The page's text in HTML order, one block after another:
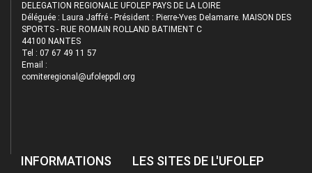
DELEGATION REGIONALE UFOLEP PAYS DE LA LOIRE
Déléguée : Laura Jaffré - Président : Pierre-Yves Delamarre. MAISON DES
SPORTS - RUE ROMAIN ROLLAND BATIMENT C
44100 NANTES
Tel : 07 67 49 11 57
Email :
comiteregional@ufoleppdl.org
INFORMATIONS LES SITES DE L'UFOLEP